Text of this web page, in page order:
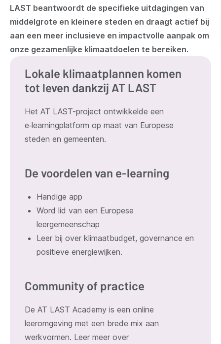
venster)
LAST beantwoordt de specifieke uitdagingen van
middelgrote en kleinere steden en draagt actief bij
aan een meer inclusieve en impactvolle aanpak om
onze gezamenlijke klimaatdoelen te bereiken.
Lokale klimaatplannen komen
tot leven dankzij AT LAST
Het AT LAST-project ontwikkelde een
e‑learningplatform op maat van Europese
steden en gemeenten.
De voordelen van e-learning
Handige app
Word lid van een Europese
leergemeenschap
Leer bij over klimaatbudget, governance en
positieve energiewijken.
Community of practice
De AT LAST Academy is een online
leeromgeving met een brede mix aan
werkvormen. Leer meer over